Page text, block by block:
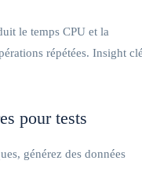
le temps CPU et la
répétées. Insight
pour tests
générez des données